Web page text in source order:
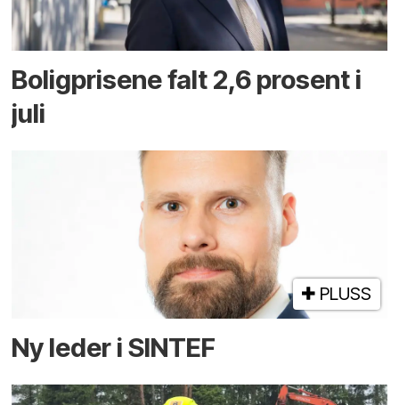
Boligprisene falt 2,6 prosent i
juli
PLUSS
Ny leder i SINTEF